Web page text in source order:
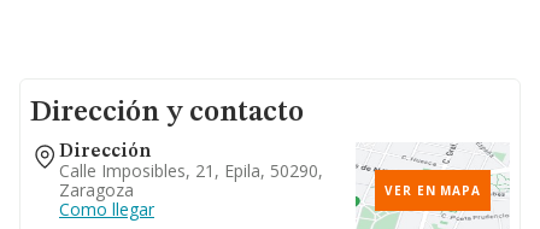
Dirección y contacto
Dirección
Calle Imposibles, 21, Epila, 50290,
Zaragoza
Como llegar
VER EN MAPA